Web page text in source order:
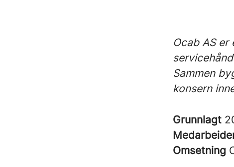
Ocab AS
Sammen
konsern
Grunnlagt
Omsetning